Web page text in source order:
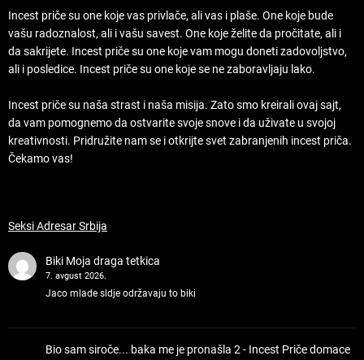
Incest priče su one koje vas privlače, ali vas i plaše. One koje bude
vašu radoznalost, ali i vašu savest. One koje želite da pročitate, ali i
da sakrijete. Incest priče su one koje vam mogu doneti zadovoljstvo,
ali i posledice. Incest priče su one koje se ne zaboravljaju lako.
Incest priče su naša strast i naša misija. Zato smo kreirali ovaj sajt,
da vam pomognemo da ostvarite svoje snove i da uživate u svojoj
kreativnosti. Pridružite nam se i otkrijte svet zabranjenih incest priča.
Čekamo vas!
Seksi Adresar Srbija
Biki Moja draga tetkica
7. avgust 2026.
Jaco mlade sldje održavaju to biki
Bio sam siroče... baka me je pronašla 2 - Incest Priče domace